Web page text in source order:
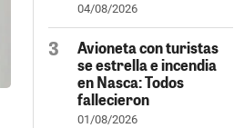
04/08/2026
Avioneta con turistas
se estrella e incendia
en Nasca: Todos
fallecieron
01/08/2026